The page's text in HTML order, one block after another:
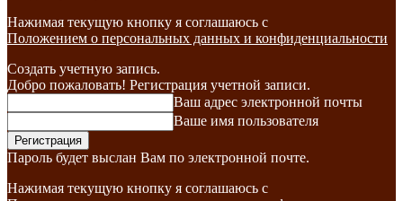
Нажимая текущую кнопку я соглашаюсь с
Положением о персональных данных и конфиденциальности
Создать учетную запись.
Добро пожаловать! Регистрация учетной записи.
Ваш адрес электронной почты
Ваше имя пользователя
Пароль будет выслан Вам по электронной почте.
Нажимая текущую кнопку я соглашаюсь с